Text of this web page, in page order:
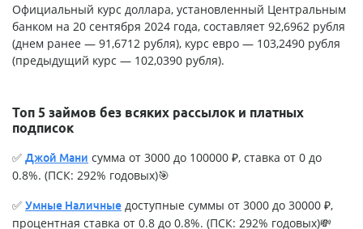
Официальный курс доллара, установленный Центральным
банком на 20 сентября 2024 года, составляет 92,6962 рубля
(днем ранее — 91,6712 рубля), курс евро — 103,2490 рубля
(предыдущий курс — 102,0390 рубля).
Топ 5 займов без всяких рассылок и платных
подписок
✅ Джой Мани сумма от 3000 до 100000 ₽, ставка от 0 до
0.8%. (ПСК: 292% годовых)🎯
✅ Умные Наличные доступные суммы от 3000 до 30000 ₽,
процентная ставка от 0.8 до 0.8%. (ПСК: 292% годовых)💸